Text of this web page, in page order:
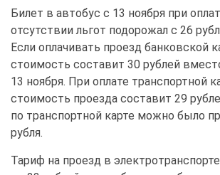
Билет в автобус с 13 ноября при
отсутствии льгот подорожал с 26
Если оплачивать проезд банковской
стоимость составит 30 рублей
13 ноября. При оплате транспортной
стоимость проезда составит 29
по транспортной карте можно было
рубля.
Тариф на проезд в